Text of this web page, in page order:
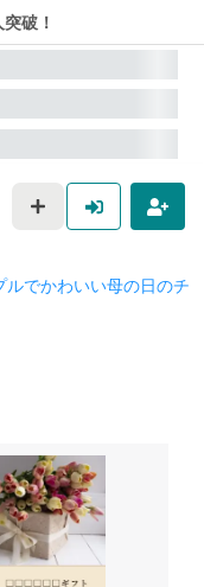
破！
ルでかわいい母の日のチ